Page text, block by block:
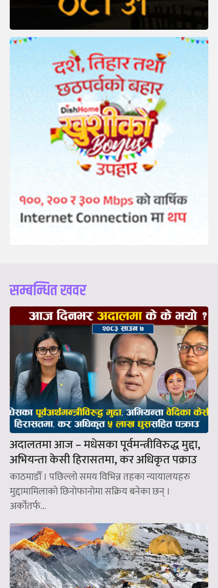
सम्बन्धित खवर
अदालतमा आज – मधेसका पूर्वमन्त्रीविरुद्ध मुद्दा,
अभियन्ता केसी हिरासतमा, कर अधिकृत पक्राउ
काठमाडौँ । पछिल्लो समय विभिन्न तहका न्यायालयहरु
मुद्दामामिलाको छिनोफानोमा सक्रिय बनेका छन् ।
अर्कोतर्फ...